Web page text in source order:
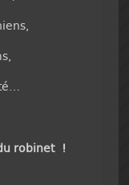
robinet !